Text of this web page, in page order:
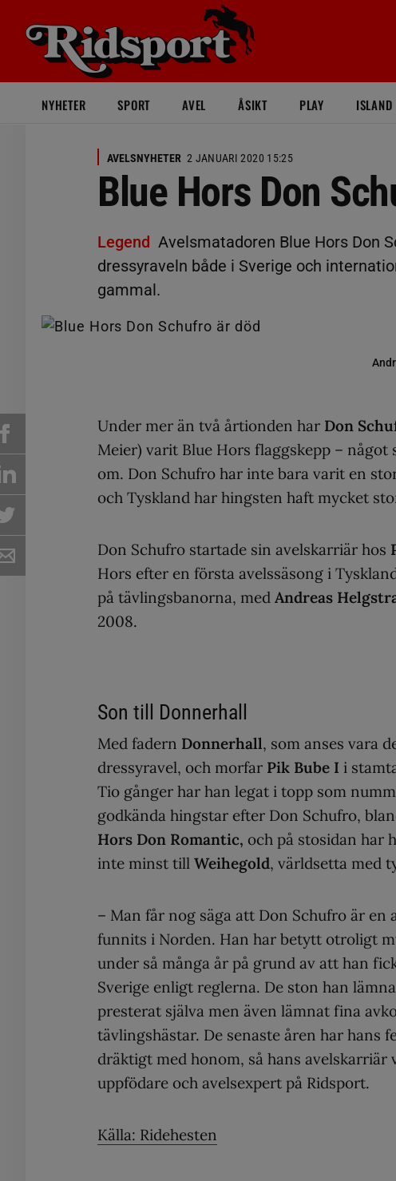
NYHETER SPORT AVEL ÅSIKT PLAY ISLAND
AVELSNYHETER 2 JANUARI 2020 15:25
Blue Hors Don
Legend Avelsmatadoren Blue Hors Don
dressyraveln både i Sverige och
gammal.
Under mer än två årtionden har Don
Meier) varit Blue Hors flaggskepp –
om. Don Schufro har inte bara varit en
och Tyskland har hingsten haft mycket
Don Schufro startade sin avelskarriär hos
Hors efter en första avelssäsong i
på tävlingsbanorna, med Andreas
2008.
Son till Donnerhall
Med fadern Donnerhall, som anses vara
dressyravel, och morfar Pik Bube I i
Tio gånger har han legat i topp som
godkända hingstar efter Don Schufro,
Hors Don Romantic, och på stosidan har
inte minst till Weihegold, världsetta med
– Man får nog säga att Don Schufro är
funnits i Norden. Han har betytt otroligt
under så många år på grund av att han
Sverige enligt reglerna. De ston han
presterat själva men även lämnat fina
tävlingshästar. De senaste åren har
dräktigt med honom, så hans avelskarriär
uppfödare och avelsexpert på Ridsport.
Källa: Ridehesten